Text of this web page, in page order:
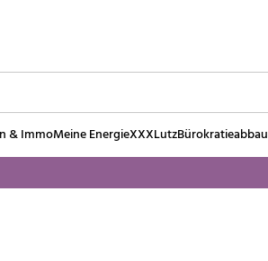
& ImmoMeine EnergieXXXLutzBürokratieabbau